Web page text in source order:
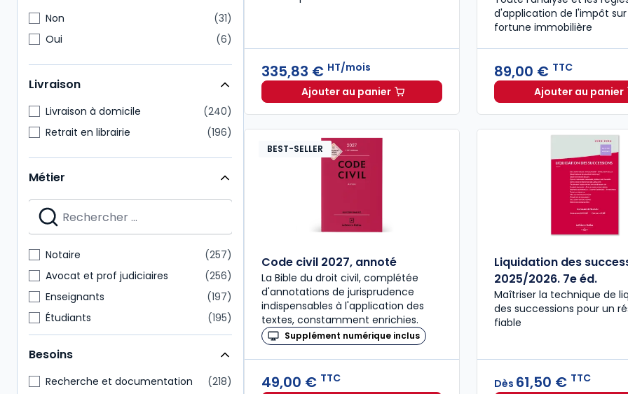
Non
31
Oui
6
Livraison
Livraison à domicile
240
Retrait en librairie
196
Métier
Notaire
257
Avocat et prof judiciaires
256
Enseignants
197
Étudiants
195
Juridique
171
Expert-comptable
65
Direction générale
56
Besoins
Recherche et documentation
218
335,83 € HT/mois
Ajouter au panierInneo Notaire à 335,83 € HT/mois
d'application de l'impôt sur
fortune immobilière
89,00 € TTC
Ajouter au panier
L'Impôt
BEST-SELLER
Code civil 2027, annoté
La Bible du droit civil, complétée
d'annotations de jurisprudence
indispensables à l'application des
textes, constamment enrichies.
Supplément numérique inclus
49,00 € TTC
Liquidation des
2025/2026. 7e éd.
Maîtriser la technique de
des successions pour un
fiable
Dès 61,50 € TTC